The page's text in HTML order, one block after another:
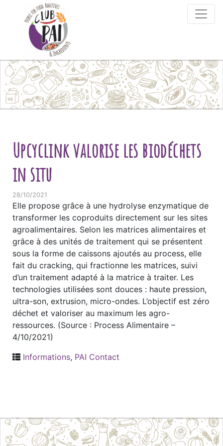
Skip to content
Upcyclink valorise les biodéchets
in situ
28/10/2021
Elle propose grâce à une hydrolyse enzymatique de
transformer les coproduits directement sur les sites
agroalimentaires. Selon les matrices alimentaires et
grâce à des unités de traitement qui se présentent
sous la forme de caissons ajoutés au process, elle
fait du cracking, qui fractionne les matrices, suivi
d’un traitement adapté à la matrice à traiter. Les
technologies utilisées sont douces : haute pression,
ultra-son, extrusion, micro-ondes. L’objectif est zéro
déchet et valoriser au maximum les agro-
ressources. (Source : Process Alimentaire –
4/10/2021)
Informations, PAI Contact